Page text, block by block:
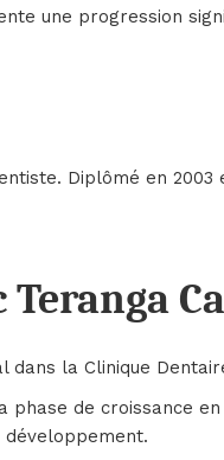
une progression
Diplômé en
dans la Clinique
phase de croissance